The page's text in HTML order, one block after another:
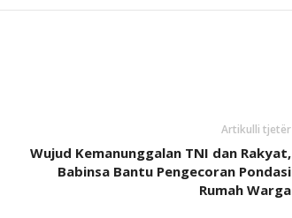
Artikulli tjetër
Wujud Kemanunggalan TNI dan Rakyat,
Babinsa Bantu Pengecoran Pondasi
Rumah Warga